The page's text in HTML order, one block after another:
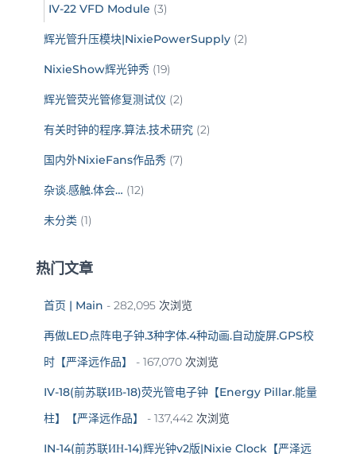
IV-22 VFD Module (3)
辉光管升压模块|NixiePowerSupply (2)
NixieShow辉光钟秀 (19)
辉光管荧光管修复测试仪 (2)
有关时钟的程序.算法.技术研究 (2)
国内外NixieFans作品秀 (7)
杂谈.感触.体会… (12)
未分类 (1)
热门文章
首页 | Main - 282,095 次浏览
再做LED点阵电子钟.3种字体.4种动画.自动旋屏.GPS校
时【严泽远作品】
- 167,070 次浏览
IV-18(前苏联ИВ-18)荧光管电子钟【Energy Pillar.能量
柱】【严泽远作品】
- 137,442 次浏览
IN-14(前苏联ИН-14)辉光钟v2版|Nixie Clock【严泽远